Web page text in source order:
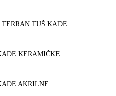
TERRAN TUŠ KADE
KERAMIČKE
AKRILNE